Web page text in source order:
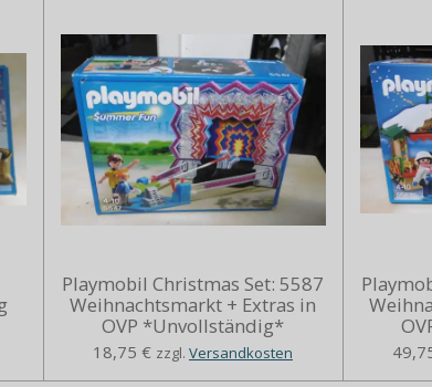
Playmobil Christmas Set: 5587
Weihnachtsmarkt + Extras in
OVP *Unvollständig*
18,75 € zzgl. Versandkosten